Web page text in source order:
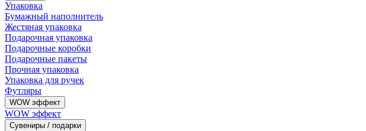
Упаковка
Бумажный наполнитель
Жестяная упаковка
Подарочная упаковка
Подарочные коробки
Подарочные пакеты
Прочная упаковка
Упаковка для ручек
Футляры
WOW эффект
WOW эффект
Сувениры / подарки